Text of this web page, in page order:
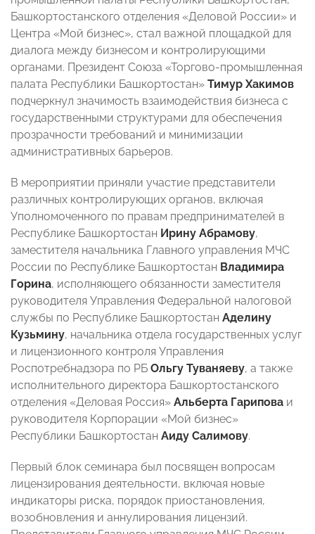
Башкортостанского отделения «Деловой России» и
Центра «Мой бизнес», стал важной площадкой для
диалога между бизнесом и контролирующими
органами. Президент Союза «Торгово-промышленная
палата Республики Башкортостан» Тимур Хакимов
подчеркнул значимость взаимодействия бизнеса с
государственными структурами для обеспечения
прозрачности требований и минимизации
административных барьеров.
В мероприятии приняли участие представители
различных контролирующих органов, включая
Уполномоченного по правам предпринимателей в
Республике Башкортостан Ирину Абрамову,
заместителя начальника Главного управления МЧС
России по Республике Башкортостан Владимира
Горина, исполняющего обязанности заместителя
руководителя Управления Федеральной налоговой
службы по Республике Башкортостан Аделину
Кузьмину, начальника отдела государственных услуг
и лицензионного контроля Управления
Роспотребнадзора по РБ Ольгу Туваняеву, а также
исполнительного директора Башкортостанского
отделения «Деловая Россия» Альберта Гарипова и
руководителя Корпорации «Мой бизнес»
Республики Башкортостан Аиду Салимову.
Первый блок семинара был посвящен вопросам
лицензирования деятельности, включая новые
индикаторы риска, порядок приостановления,
возобновления и аннулирования лицензий.